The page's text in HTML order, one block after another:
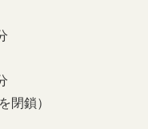
閉鎖）